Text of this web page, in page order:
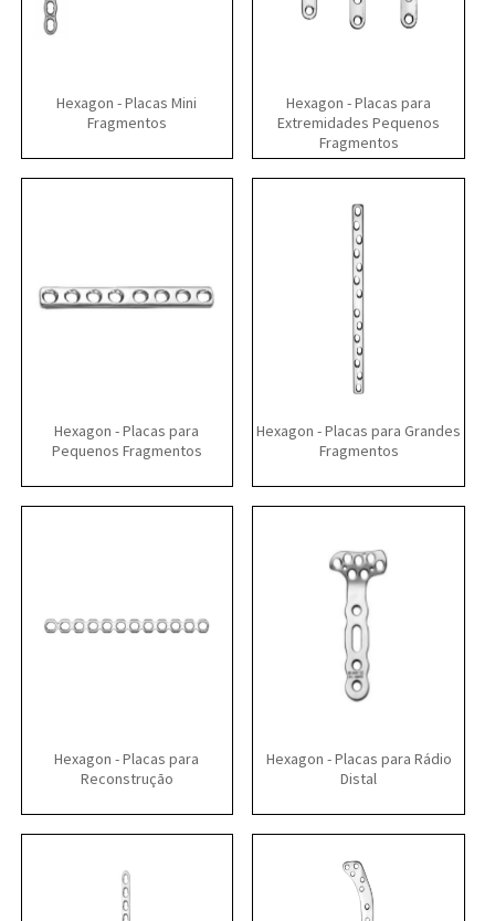
Hexagon - Placas Mini
Fragmentos
Hexagon - Placas para
Extremidades Pequenos
Fragmentos
Hexagon - Placas para
Pequenos Fragmentos
Hexagon - Placas para Grandes
Fragmentos
Hexagon - Placas para
Reconstrução
Hexagon - Placas para Rádio
Distal